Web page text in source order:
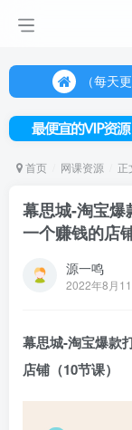
（每天
（每天
欢迎访问
首页 网课资源 正
幕思城-淘宝
一个赚钱的店
源一鸣
2022年8月
幕思城-淘宝爆款
店铺（10节课）